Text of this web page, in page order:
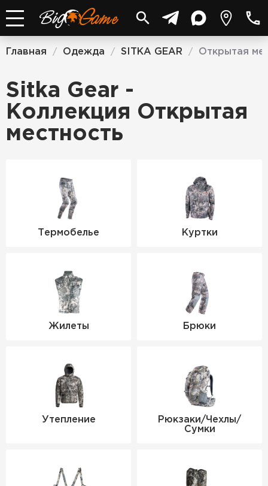
Главная / Одежда / SITKA GEAR / Открытая
Sitka Gear -
Коллекция Открытая
местность
Термобелье Куртки
Жилеты Брюки
Утепление
Рюкзаки/Чехлы/
Сумки